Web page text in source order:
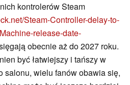
kontrolerów Steam
Steam-Controller-delay-to-
release-date-
obecnie aż do 2027 roku.
być łatwiejszy i tańszy w
salonu, wielu fanów obawia się,